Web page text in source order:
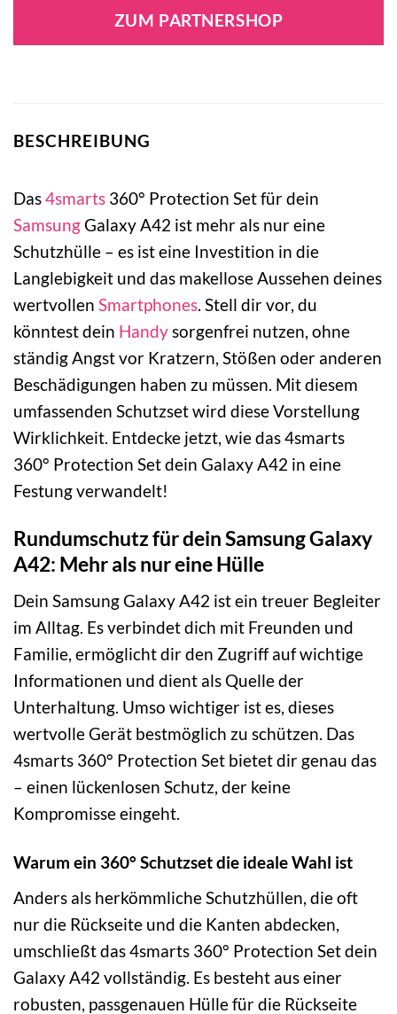
ZUM PARTNERSHOP
BESCHREIBUNG
Das4smarts 360° Protection Set für dein
SamsungGalaxy A42 ist mehr als nur eine
Schutzhülle – es ist eine Investition in die
Langlebigkeit und das makellose Aussehen deines
wertvollen Smartphones . Stell dir vor, du
könntest dein Handy sorgenfrei nutzen, ohne
ständig Angst vor Kratzern, Stößen oder anderen
Beschädigungen haben zu müssen. Mit diesem
umfassenden Schutzset wird diese Vorstellung
Wirklichkeit. Entdecke jetzt, wie das 4smarts
360° Protection Set dein Galaxy A42 in eine
Festung verwandelt!
Rundumschutz für dein Samsung Galaxy
A42: Mehr als nur eine Hülle
Dein Samsung Galaxy A42 ist ein treuer Begleiter
im Alltag. Es verbindet dich mit Freunden und
Familie, ermöglicht dir den Zugriff auf wichtige
Informationen und dient als Quelle der
Unterhaltung. Umso wichtiger ist es, dieses
wertvolle Gerät bestmöglich zu schützen. Das
4smarts 360° Protection Set bietet dir genau das
– einen lückenlosen Schutz, der keine
Kompromisse eingeht.
Warum ein 360° Schutzset die ideale Wahl ist
Anders als herkömmliche Schutzhüllen, die oft
nur die Rückseite und die Kanten abdecken,
umschließt das 4smarts 360° Protection Set dein
Galaxy A42 vollständig. Es besteht aus einer
robusten, passgenauen Hülle für die Rückseite